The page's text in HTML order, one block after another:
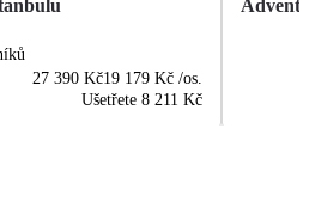
27 390 Kč19 179 Kč /os.
Ušetřete 8 211 Kč
Advent